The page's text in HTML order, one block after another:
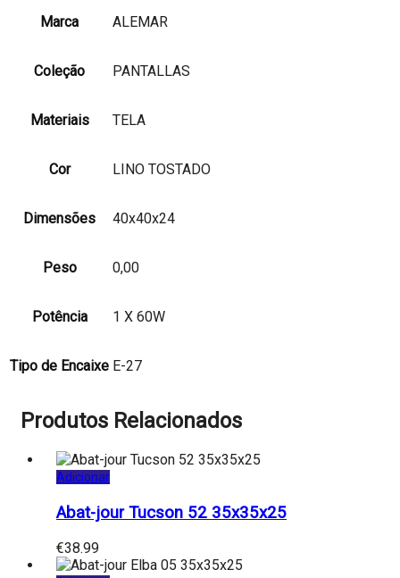
Marca ALEMAR
Coleção PANTALLAS
Materiais TELA
Cor LINO TOSTADO
Dimensões 40x40x24
Peso 0,00
Potência 1 X 60W
Tipo de Encaixe E-27
Produtos Relacionados
Adicionar
Abat-jour Tucson 52 35x35x25
€38.99